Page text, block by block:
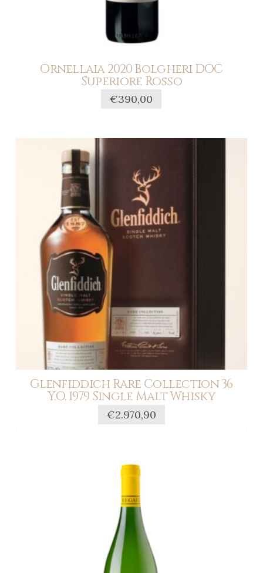
Ornellaia 2020 Bolgheri DOC
Superiore Rosso
€390,00
Glenfiddich Rare Collection 36
Y.O. 1979 Single Malt Whisky
€2.970,90